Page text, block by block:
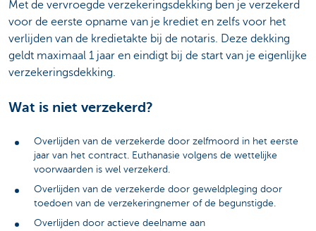
Met de vervroegde verzekeringsdekking ben je verzekerd
voor de eerste opname van je krediet en zelfs voor het
verlijden van de kredietakte bij de notaris. Deze dekking
geldt maximaal 1 jaar en eindigt bij de start van je eigenlijke
verzekeringsdekking.
Wat is niet verzekerd?
Overlijden van de verzekerde door zelfmoord in het eerste
jaar van het contract. Euthanasie volgens de wettelijke
voorwaarden is wel verzekerd.
Overlijden van de verzekerde door geweldpleging door
toedoen van de verzekeringnemer of de begunstigde.
Overlijden door actieve deelname aan